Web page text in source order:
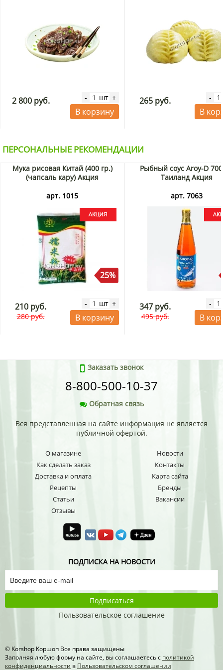
2 800 руб. - шт +
В корзину
265 руб. -
В
ПЕРСОНАЛЬНЫЕ РЕКОМЕНДАЦИИ
Мука рисовая Китай (400 гр.)
(чапсаль кару) Акция
арт. 1015
25%
210 руб.
280 руб.
- шт +
В корзину
Рыбный соус Aroy-D
Таиланд Акция
арт. 7063
347 руб.
495 руб.
-
В
Заказать звонок
8-800-500-10-37
Обратная связь
Вся представленная на сайте информация не является
публичной офертой.
О магазине
Как сделать заказ
Доставка и оплата
Рецепты
Статьи
Отзывы
Новости
Контакты
Карта сайта
Бренды
Вакансии
ПОДПИСКА НА НОВОСТИ
Подписаться
Пользовательское соглашение
© Korshop Koршоп Все права защищены
Заполняя любую форму на сайте, вы соглашаетесь с политикой
конфиденциальности в Пользовательском соглашении